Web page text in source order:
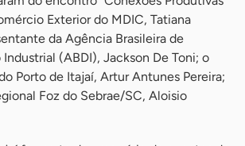
Exterior do MDIC, Tatiana
da Agência Brasileira de
(ABDI), Jackson De Toni; o
Porto de Itajaí, Artur Antunes Pereira;
Foz do Sebrae/SC, Aloisio